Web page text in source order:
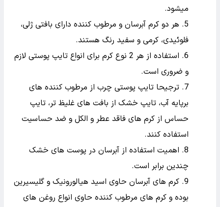
میشود.
هر دو کرم آبرسان و مرطوب کننده دارای بافتی ژلی،
فلوئیدی، کرمی و سفید رنگ هستند.
استفاده از هر 2 نوع کرم برای انواع تایپ پوستی لازم
و ضروری است.
ترجیحا تایپ پوستی چرب از مرطوب کننده های
برپایه آب، تایپ خشک از بافت های غلیظ تر، تایپ
حساس از کرم های فاقد عطر و الکل و ضد حساسیت
استفاده کنند.
اهمیت استفاده از آبرسان در پوست های خشک
چندین برابر است.
کرم های آبرسان حاوی اسید هیالورونیک و گلیسیرین
بوده و کرم های مرطوب کننده حاوی انواع روغن های